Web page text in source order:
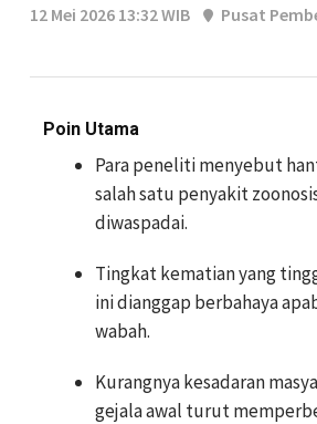
12 Mei 2026 13:32 WIB
Pusat
Poin Utama
Para peneliti menyebut
salah satu penyakit
diwaspadai.
Tingkat kematian yang
ini dianggap berbahaya
wabah.
Kurangnya kesadaran
gejala awal turut